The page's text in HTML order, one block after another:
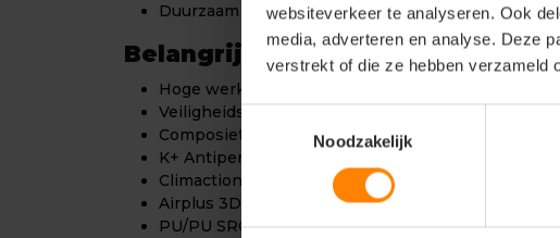
websiteverkeer te analyseren. Ook
media, adverteren en analyse. Deze
verstrekt of die ze hebben verzameld
Toestemmingsselectie
Noodzakelijk
Duurzaam en onderhoudsvriendelijk
Belangrijkste kenmerken
Hoge werkschoen, Endurance-lijn
Veiligheidsklasse: S3 SRC
Composiet neus
K+ Antiperforation PLUS tussenzool
Climaction-Fit 337 inlegzool
Airplus 3D / Dual Micro voering
PU/PU SRC loopzool